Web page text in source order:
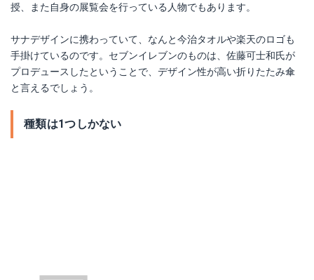
授、また自身の展覧会を行っている人物でもあります。
サナデザインに携わっていて、なんと今治タオルや楽天のロゴも
手掛けているのです。セブンイレブンのものは、佐藤可士和氏が
プロデュースしたということで、デザイン性が高い折りたたみ傘
と言えるでしょう。
種類は1つしかない